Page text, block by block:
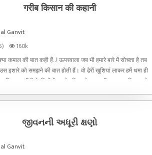
गरीब किसान की कहानी
Ganvit
160k
कमाल की बात कही हैं..! ऊपरवाला जब भी हमारे बारे में सोचता है तब
इशारे को समझने की बात होती हैं। वो ढेरों खुशियां लाकर हमें थमा ही
किसान गरीबी के दिनों में अपने परिवार के साथ जी रहा था। किसान के
જીવનની અધૂરી ક્ષણો
Ganvit